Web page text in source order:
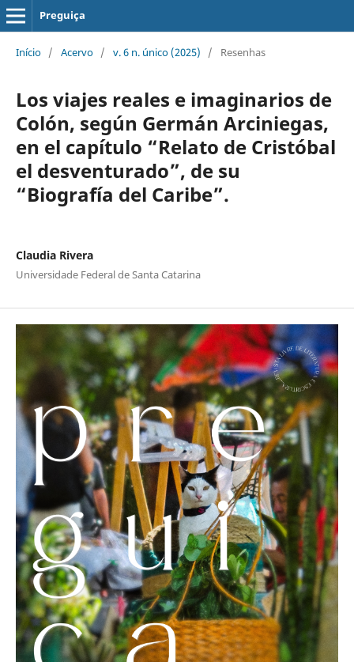
Preguiça
Início / Acervo / v. 6 n. único (2025) / Resenhas
Los viajes reales e imaginarios de
Colón, según Germán Arciniegas,
en el capítulo “Relato de Cristóbal
el desventurado”, de su
“Biografía del Caribe”.
Claudia Rivera
Universidade Federal de Santa Catarina